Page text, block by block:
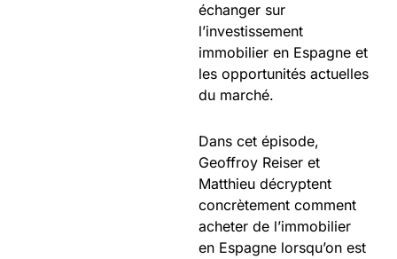
échanger sur
l’investissement
immobilier en Espagne et
les opportunités actuelles
du marché.
Dans cet épisode,
Geoffroy Reiser et
Matthieu décryptent
concrètement comment
acheter de l’immobilier
en Espagne lorsqu’on est